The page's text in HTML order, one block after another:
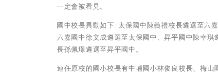
一定會被看見。
國中校長異動如下: 太保國中陳義禮校長遴選至六
六嘉國中徐文成遴選至太保國中、昇平國中陳幸
長孫佩璟遴選至昇平國中。
連任原校的國小校長有中埔國小林俊良校長、梅